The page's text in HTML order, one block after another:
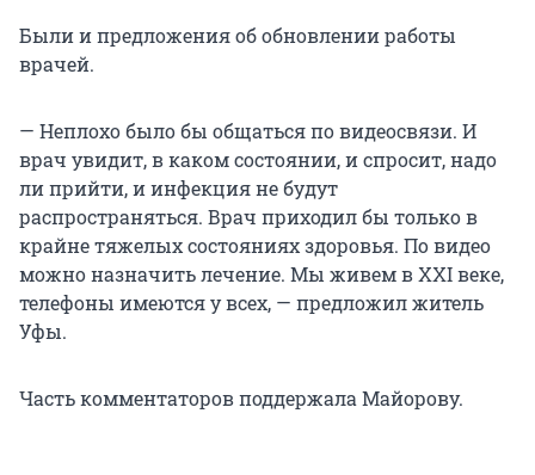
Были и предложения об обновлении работы
врачей.
— Неплохо было бы общаться по видеосвязи. И
врач увидит, в каком состоянии, и спросит, надо
ли прийти, и инфекция не будут
распространяться. Врач приходил бы только в
крайне тяжелых состояниях здоровья. По видео
можно назначить лечение. Мы живем в XXI веке,
телефоны имеются у всех, — предложил житель
Уфы.
Часть комментаторов поддержала Майорову.